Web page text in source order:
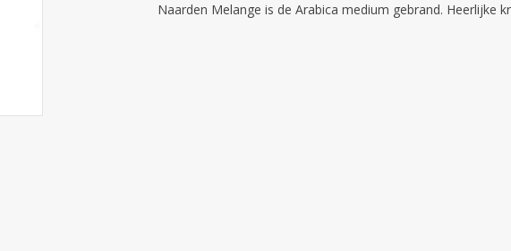
Naarden Melange is de Arabica medium gebrand. Heerlijke